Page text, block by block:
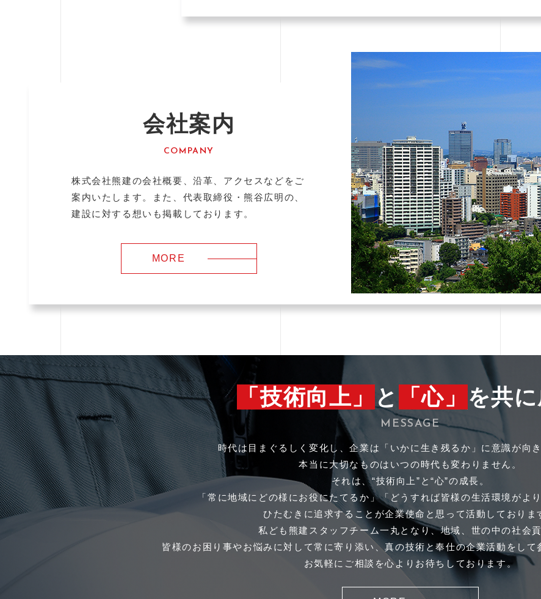
会社案内
COMPANY
株式会社熊建の会社概要、沿革、アクセスなどをご
案内いたします。また、代表取締役・熊谷広明の、
建設に対する想いも掲載しております。
MORE
「技術向上」と「心」 を共
MESSAGE
時代は目まぐるしく変化し、企業は「いかに生き残るか」に意識が向
本当に大切なものはいつの時代も変わりません。
それは、“技術向上”と“心”の成長。
「常に地域にどの様にお役にたてるか」「どうすれば皆様の生活環境がよ
ひたむきに追求することが企業使命と思って活動しておりま
私ども熊建スタッフチーム一丸となり、地域、世の中の社会
皆様のお困り事やお悩みに対して常に寄り添い、真の技術と奉仕の企業活動をして
お気軽にご相談を心よりお待ちしております。